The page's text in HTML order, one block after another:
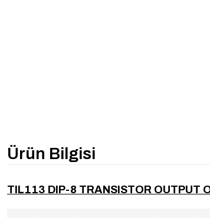
Ürün Bilgisi
TIL113 DIP-8 TRANSISTOR OUTPUT